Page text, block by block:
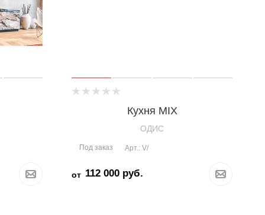
Кухня MIX
OДИС
Под заказ Арт.: V/
от 112 000 руб.